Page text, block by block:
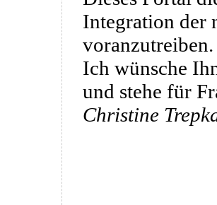
Integration der
voranzutreiben.
Ich wünsche
und stehe für
Christine